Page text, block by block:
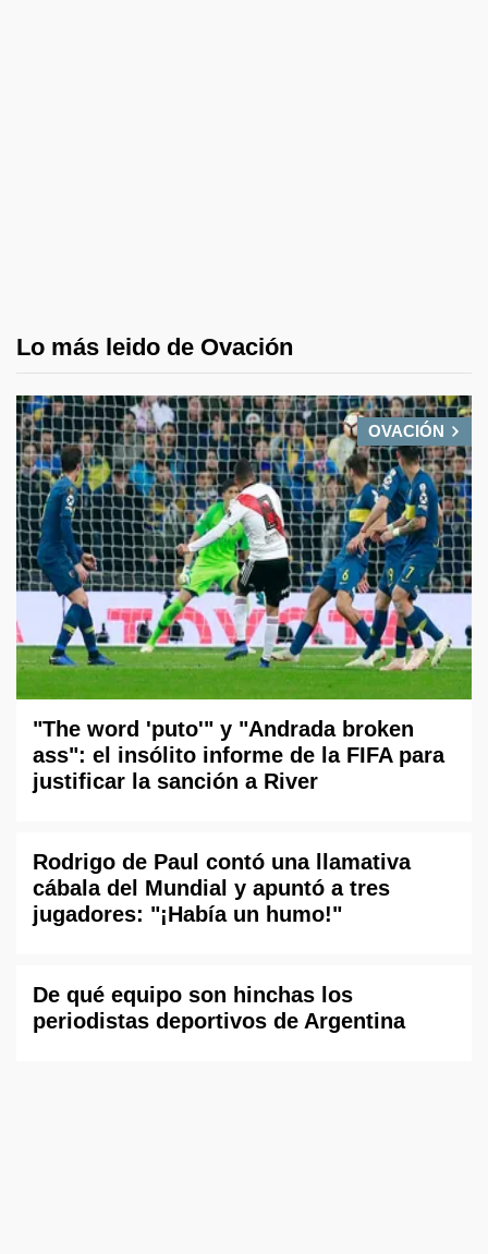
Lo más leido de Ovación
OVACIÓN
"The word 'puto'" y "Andrada broken
ass": el insólito informe de la FIFA para
justificar la sanción a River
Rodrigo de Paul contó una llamativa
cábala del Mundial y apuntó a tres
jugadores: "¡Había un humo!"
De qué equipo son hinchas los
periodistas deportivos de Argentina